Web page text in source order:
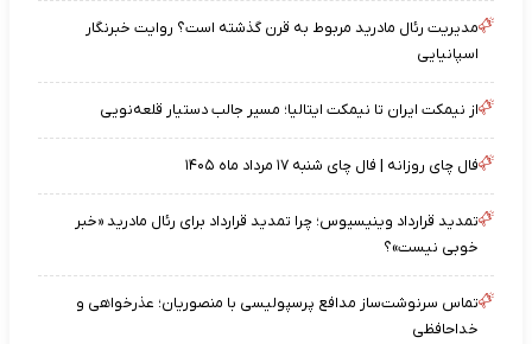
مدیریت رئال مادرید مربوط به قرن گذشته است؟ روایت خبرنگار
اسپانیایی
از نیمکت ایران تا نیمکت ایتالیا؛ مسیر جالب دستیار قلعه‌نویی
فال چای روزانه | فال چای شنبه ۱۷ مرداد ماه ۱۴۰۵
تمدید قرارداد وینیسیوس؛ چرا تمدید قرارداد برای رئال مادرید «خبر
خوبی نیست»؟
تماس سرنوشت‌ساز مدافع پرسپولیسی با منصوریان؛ عذرخواهی و
خداحافظی